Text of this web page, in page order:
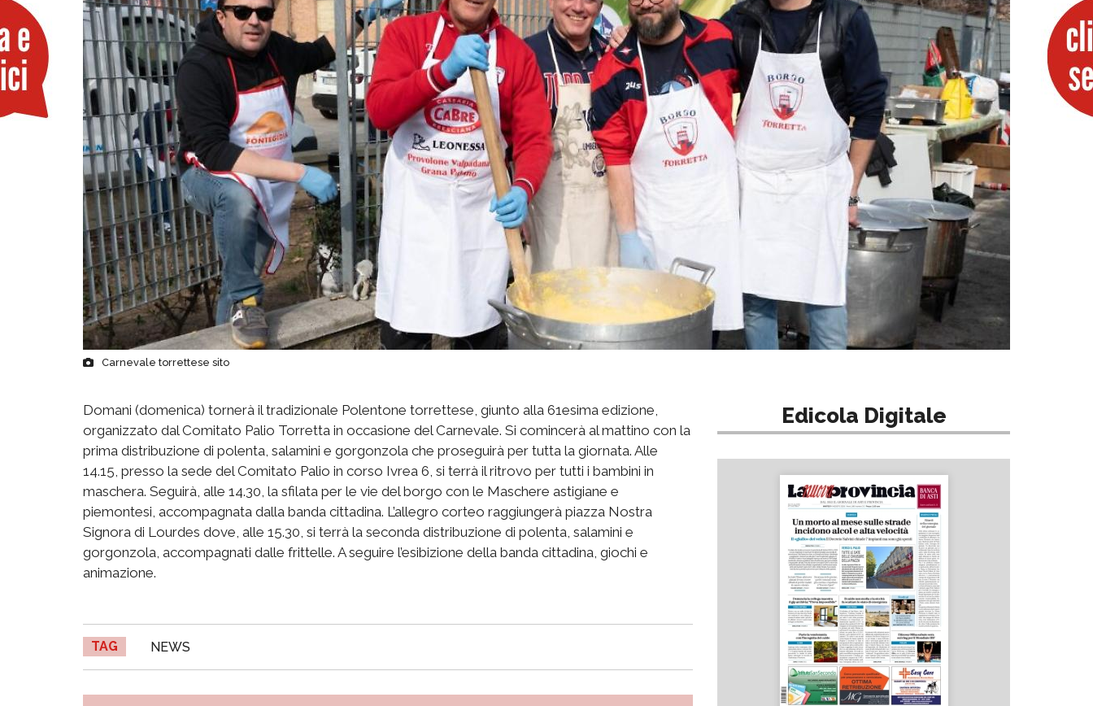
Carnevale torrettese sito
Domani (domenica) tornerà il tradizionale Polentone torrettese, giunto alla 61esima edizione,
organizzato dal Comitato Palio Torretta in occasione del Carnevale. Si comincerà al mattino con la
prima distribuzione di polenta, salamini e gorgonzola che proseguirà per tutta la giornata. Alle
14.15, presso la sede del Comitato Palio in corso Ivrea 6, si terrà il ritrovo per tutti i bambini in
maschera. Seguirà, alle 14.30, la sfilata per le vie del borgo con le Maschere astigiane e
piemontesi, accompagnata dalla banda cittadina. L’allegro corteo raggiungerà piazza Nostra
Signora di Lourdes dove, alle 15.30, si terrà la seconda distribuzione di polenta, salamini e
gorgonzola, accompagnati dalle frittelle. A seguire l’esibizione della banda cittadina, giochi e
animazione.
TAG NEWS
Edicola Digitale